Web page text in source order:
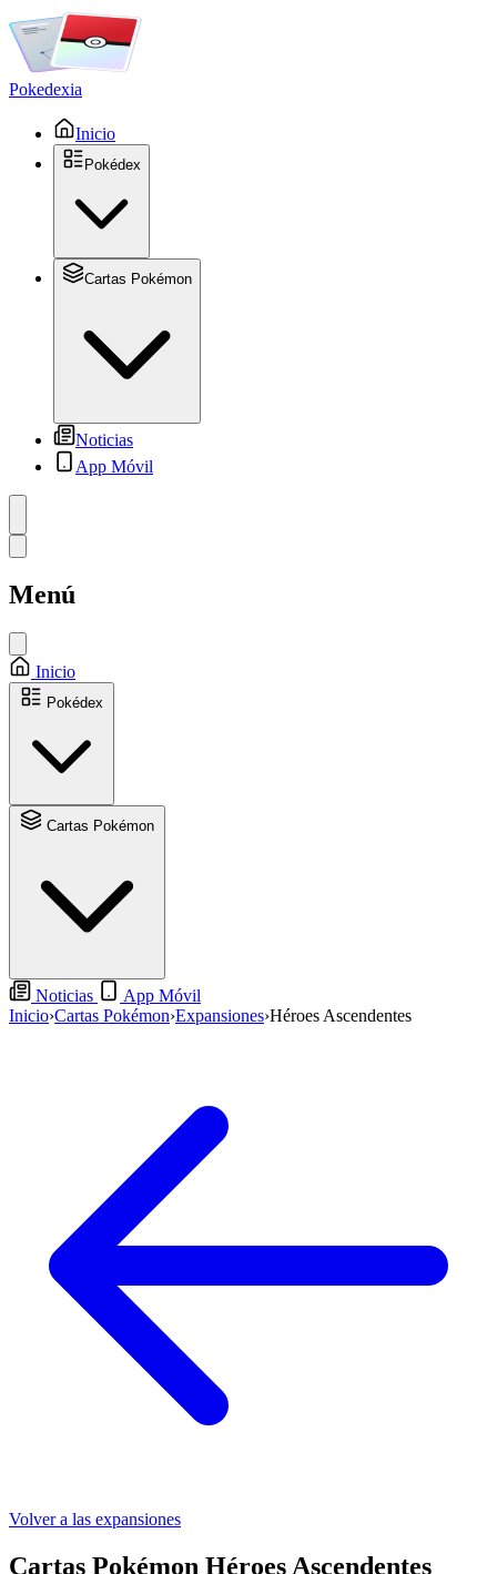
Pokedexia
Inicio
Pokédex
Cartas Pokémon
Noticias
App Móvil
Menú
Inicio
Noticias
App Móvil
Inicio›Cartas Pokémon›Expansiones›Héroes Ascendentes
Volver a las expansiones
Cartas Pokémon Héroes Ascendentes